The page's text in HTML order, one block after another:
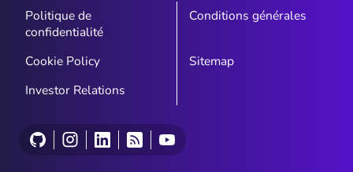
Politique de
confidentialité
Conditions générales
Cookie Policy
Sitemap
Investor Relations